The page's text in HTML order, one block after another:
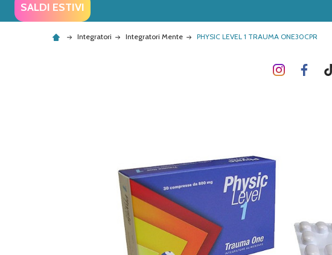
SALDI ESTIVI
Integratori Integratori Mente PHYSIC LEVEL 1 TRAUMA ONE30CPR